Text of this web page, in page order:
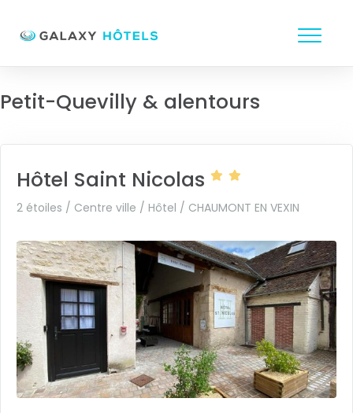
Petit-Quevilly & alentours
Hôtel Saint Nicolas
2 étoiles / Centre ville / Hôtel / CHAUMONT EN VEXIN